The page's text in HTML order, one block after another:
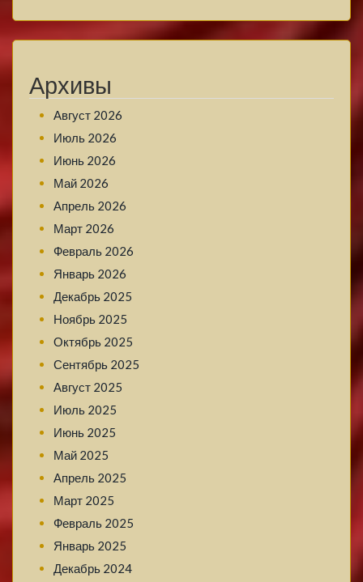
Архивы
Август 2026
Июль 2026
Июнь 2026
Май 2026
Апрель 2026
Март 2026
Февраль 2026
Январь 2026
Декабрь 2025
Ноябрь 2025
Октябрь 2025
Сентябрь 2025
Август 2025
Июль 2025
Июнь 2025
Май 2025
Апрель 2025
Март 2025
Февраль 2025
Январь 2025
Декабрь 2024